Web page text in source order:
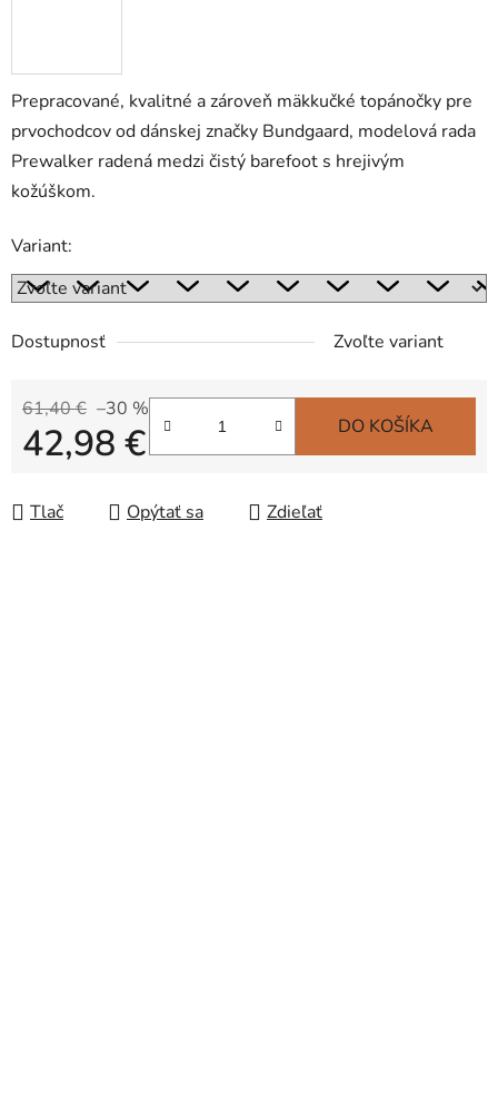
Prepracované, kvalitné a zároveň mäkkučké topánočky pre
prvochodcov od dánskej značky Bundgaard, modelová rada
Prewalker radená medzi čistý barefoot s hrejivým
kožúškom.
Variant:
Dostupnosť Zvoľte variant
61,40 € –30 %
42,98 € DO KOŠÍKA
Tlač Opýtať sa Zdieľať